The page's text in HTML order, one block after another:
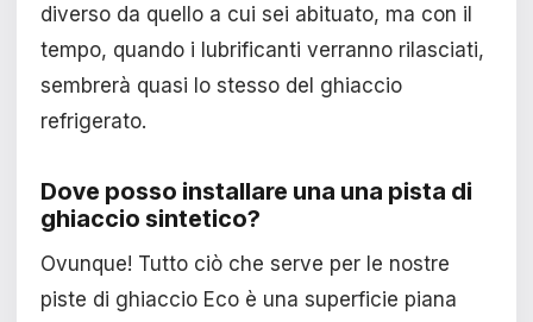
diverso da quello a cui sei abituato, ma con il
tempo, quando i lubrificanti verranno rilasciati,
sembrerà quasi lo stesso del ghiaccio
refrigerato.
Dove posso installare una una pista di
ghiaccio sintetico?
Ovunque! Tutto ciò che serve per le nostre
piste di ghiaccio Eco è una superficie piana